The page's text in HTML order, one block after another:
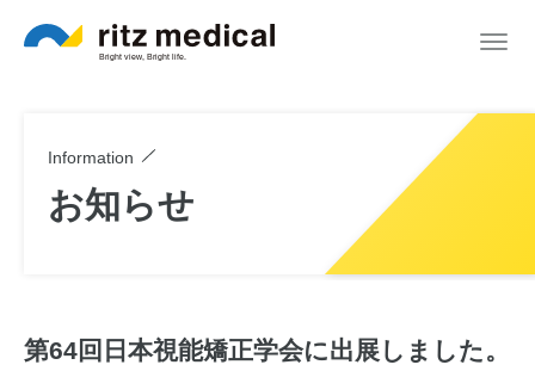
Information
お知らせ
第64回日本視能矯正学会に出展しました。